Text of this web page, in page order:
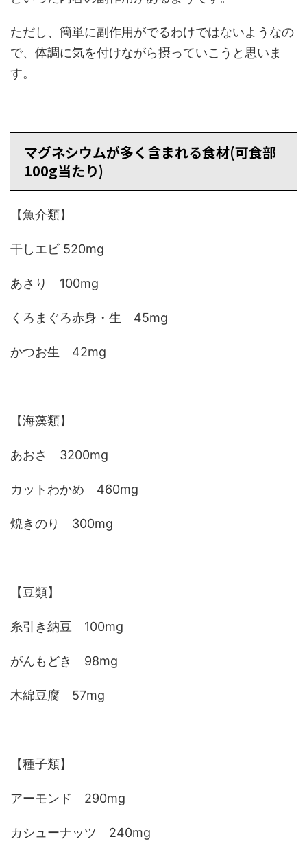
ただし、簡単に副作用がでるわけではないようなの
で、体調に気を付けながら摂っていこうと思いま
す。
マグネシウムが多く含まれる食材(可食部
100g当たり)
【魚介類】
干しエビ 520mg
あさり 100mg
くろまぐろ赤身・生 45mg
かつお生 42mg
【海藻類】
あおさ 3200mg
カットわかめ 460mg
焼きのり 300mg
【豆類】
糸引き納豆 100mg
がんもどき 98mg
木綿豆腐 57mg
【種子類】
アーモンド 290mg
カシューナッツ 240mg